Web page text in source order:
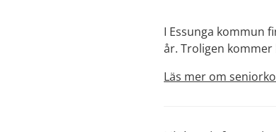
I Essunga kommun
år. Troligen
Läs mer om